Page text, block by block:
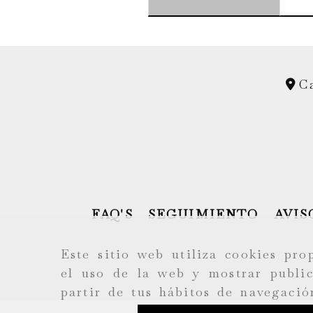
Este sitio web utiliza cookies
el uso de la web y mostrar
partir de tus hábitos de
FAQ'S SEGUIMIENTO